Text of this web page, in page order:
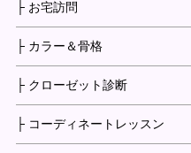
├ お宅訪問
├ カラー＆骨格
├ クローゼット診断
├ コーディネートレッスン